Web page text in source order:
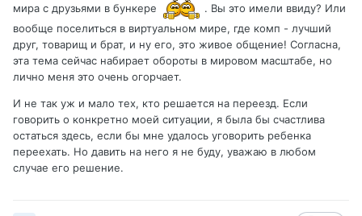
мира с друзьями в бункере
. Вы это имели ввиду? Или
вообще поселиться в виртуальном мире, где комп - лучший
друг, товарищ и брат, и ну его, это живое общение! Согласна,
эта тема сейчас набирает обороты в мировом масштабе, но
лично меня это очень огорчает.
И не так уж и мало тех, кто решается на переезд. Если
говорить о конкретно моей ситуации, я была бы счастлива
остаться здесь, если бы мне удалось уговорить ребенка
переехать. Но давить на него я не буду, уважаю в любом
случае его решение.